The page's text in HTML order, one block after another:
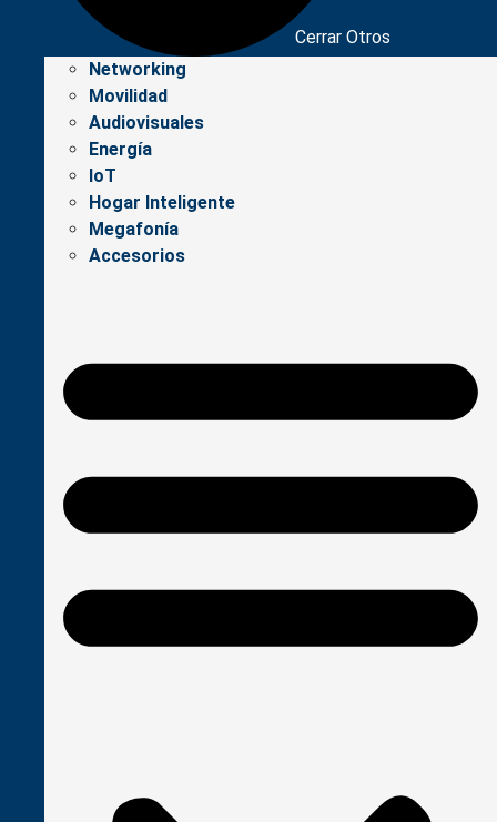
Cerrar Otros
Networking
Movilidad
Audiovisuales
Energía
IoT
Hogar Inteligente
Megafonía
Accesorios